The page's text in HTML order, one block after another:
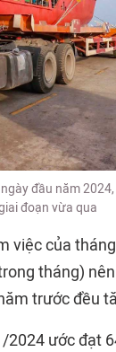
đầu năm
đoạn vừa qua
việc của
tháng)
trước đều
ước đạt